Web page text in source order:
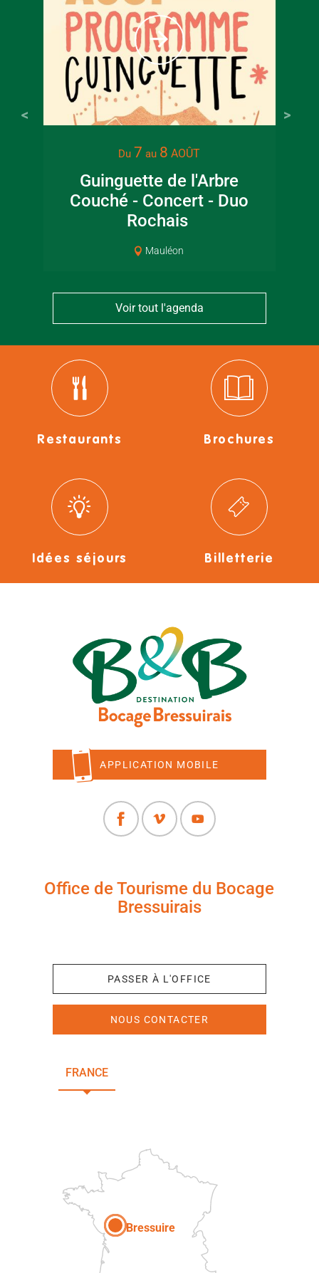
Du 7 au 8 AOÛT
Guinguette de l'Arbre
Couché - Concert - Duo
Rochais
Mauléon
Voir tout l'agenda
Restaurants Brochures
Idées séjours Billetterie
APPLICATION MOBILE
Office de Tourisme du Bocage
Bressuirais
PASSER À L'OFFICE
NOUS CONTACTER
FRANCE
Bressuire